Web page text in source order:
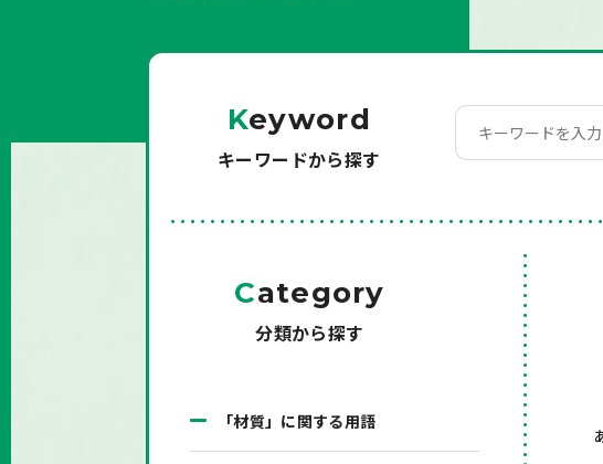
Keyword
キーワードから探す
Category
分類から探す
「材質」に関する用語